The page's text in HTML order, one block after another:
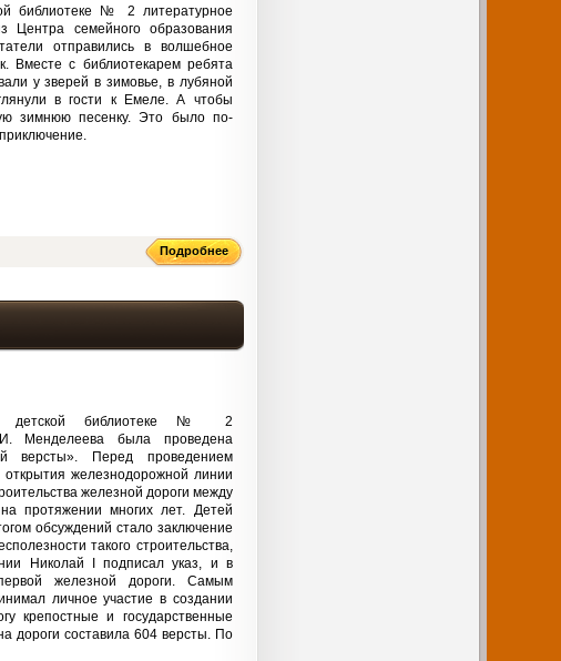
библиотеке № 2 литературное
Центра семейного образования
отправились в волшебное
Вместе с библиотекарем ребята
у зверей в зимовье, в лубяной
в гости к Емеле. А чтобы
зимнюю песенку. Это было по-
Подробнее
детской библиотеке № 2
Менделеева была проведена
версты». Перед проведением
железнодорожной линии
железной дороги между
протяжении многих лет. Детей
обсуждений стало заключение
такого строительства,
Николай I подписал указ, и в
железной дороги. Самым
личное участие в создании
крепостные и государственные
дороги составила 604 версты. По